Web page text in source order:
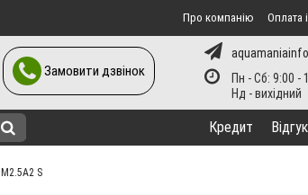
Про компанію Оплата
Замовити дзвінок
Пн - Сб: 9:00 -
Кредит
S